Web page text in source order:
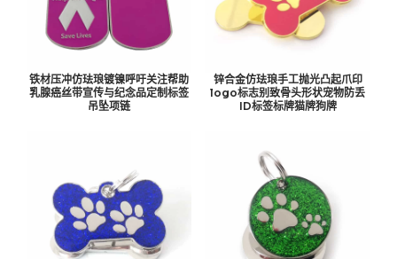
铁材压冲仿珐琅镀镍呼吁关注帮助
乳腺癌丝带宣传与纪念品定制标签
吊坠项链
锌合金仿珐琅手工抛光凸起爪印
logo标志别致骨头形状宠物防丢
ID标签标牌猫牌狗牌